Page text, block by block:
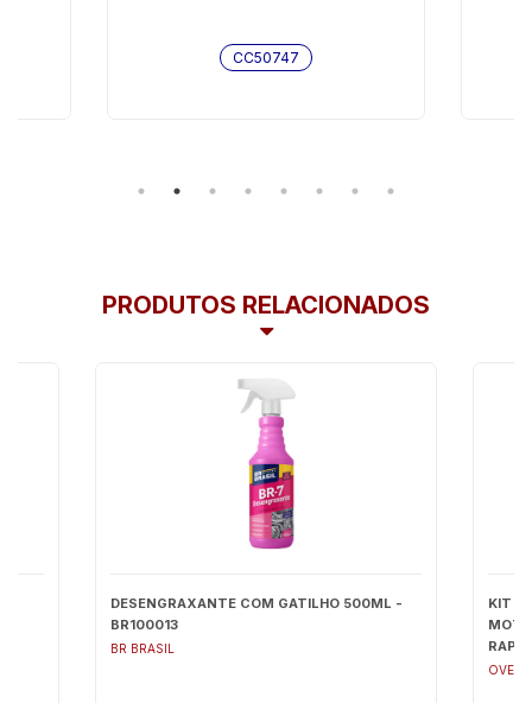
CC50747
PRODUTOS RELACIONADOS
DESENGRAXANTE COM GATILHO 500ML -
BR100013
BR BRASIL
KIT